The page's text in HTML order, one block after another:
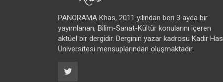
PANORAMA Khas, 2011 yılından beri 3 ayda bir
yayımlanan, Bilim-Sanat-Kültür konularını içeren
aktüel bir dergidir. Derginin yazar kadrosu Kadir Has
Üniversitesi mensuplarından oluşmaktadır.